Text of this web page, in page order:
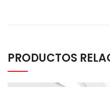
PRODUCTOS